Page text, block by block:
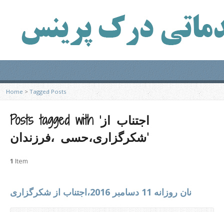
Home > Tagged Posts
Posts tagged with ‘اجتناب از
شکرگزاری،حسی ،فرزندان’
1 Item
نان روزانه 11 دسامبر 2016،اجتناب از شکرگزاری